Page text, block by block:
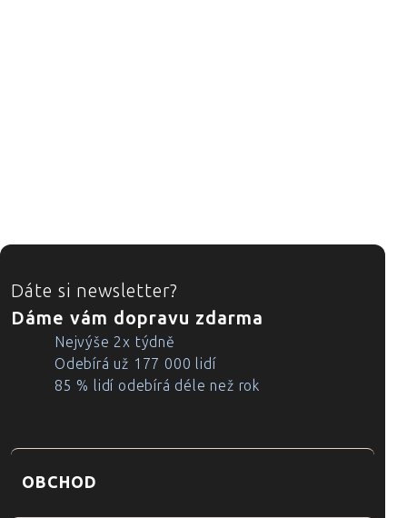
ZÁPATÍ
Dáte si newsletter?
Dáme vám dopravu zdarma
Nejvýše 2x týdně
Odebírá už 177 000 lidí
85 % lidí odebírá déle než rok
OBCHOD